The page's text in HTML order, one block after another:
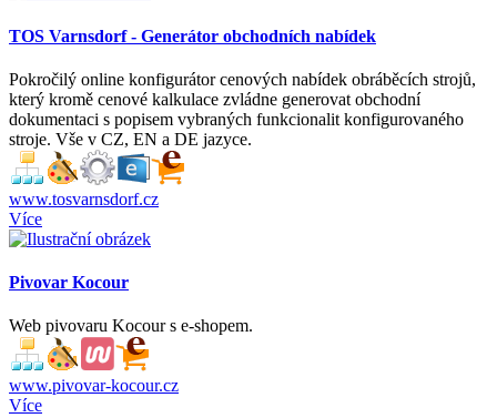
TOS Varnsdorf - Generátor obchodních nabídek
Pokročilý online konfigurátor cenových nabídek obráběcích strojů,
který kromě cenové kalkulace zvládne generovat obchodní
dokumentaci s popisem vybraných funkcionalit konfigurovaného
stroje. Vše v CZ, EN a DE jazyce.
www.tosvarnsdorf.cz
Více
Pivovar Kocour
Web pivovaru Kocour s e-shopem.
www.pivovar-kocour.cz
Více